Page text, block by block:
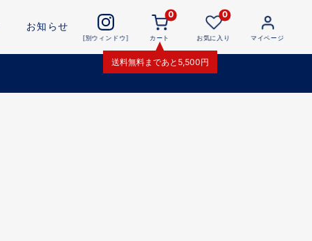
お知らせ
[別ウィンドウ]
0
カート
送料無料まであと 5,500円
0
お気に入り マイページ